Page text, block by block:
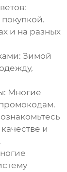
и на разных
Зимой
Многие
и